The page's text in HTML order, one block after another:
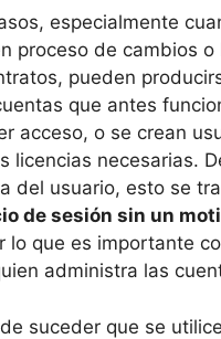
especialmente
proceso de cambios o
pueden
que antes
acceso, o se crean
licencias necesarias.
del usuario, esto se
de sesión sin un
lo que es importante
administra las
suceder que se